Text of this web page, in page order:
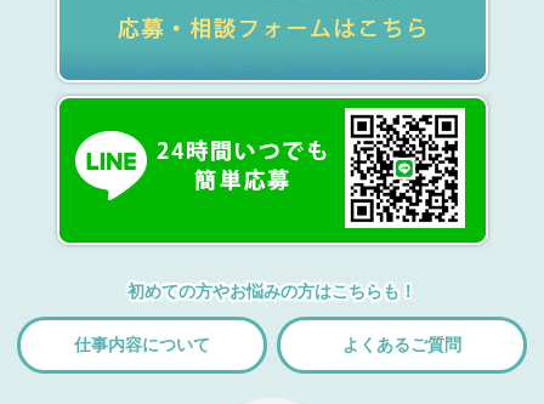
初めての方やお悩みの方はこちらも！
仕事内容について よくあるご質問